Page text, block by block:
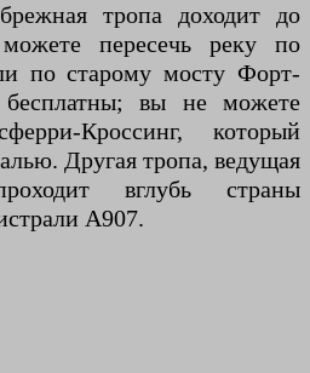
тропа доходит до
пересечь реку по
по старому мосту Форт-
бесплатны; вы не можете
Кроссинг, который
Другая тропа, ведущая
вглубь страны
A907.